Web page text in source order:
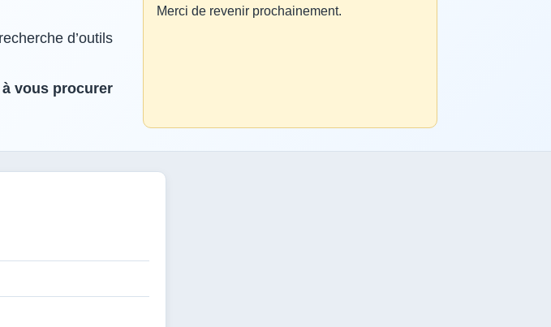
d’outils
vous procurer
Merci de revenir prochainement.